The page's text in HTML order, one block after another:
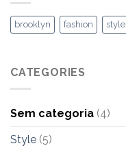
brooklyn fashion style
CATEGORIES
Sem categoria (4)
Style (5)